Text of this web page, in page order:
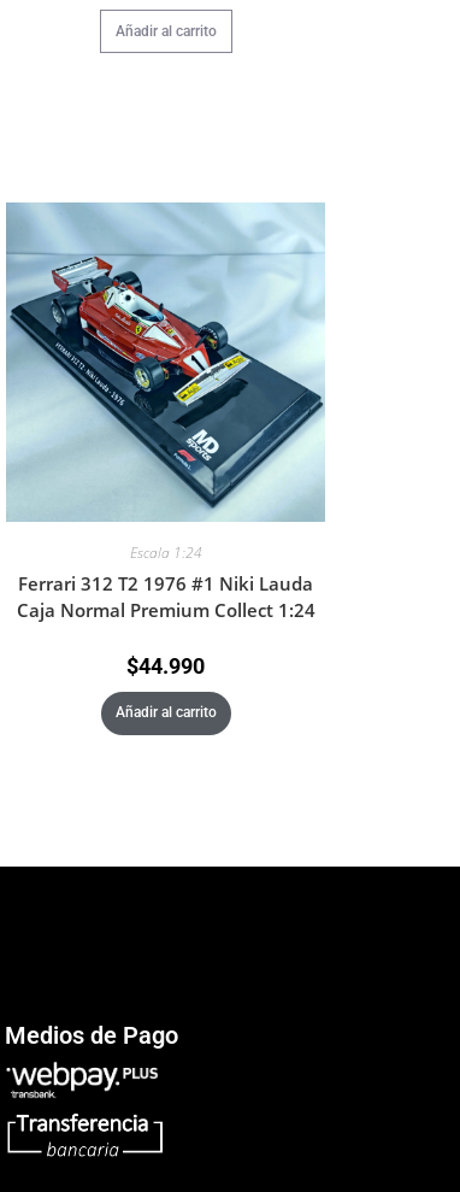
Añadir al carrito
Escala 1:24
Ferrari 312 T2 1976 #1 Niki Lauda
Caja Normal Premium Collect 1:24
$44.990
Añadir al carrito
Medios de Pago